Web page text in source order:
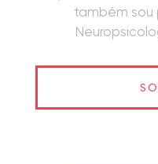
também